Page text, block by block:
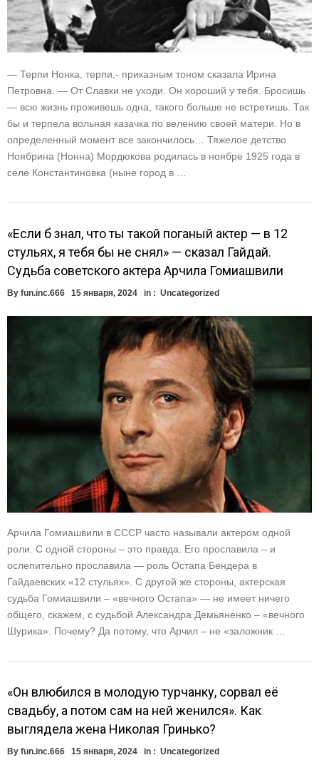
— Терпи Нонка, терпи,- приказным тоном сказала Ирина
Петровна. — От Славки не уходи. Он хороший у тебя. Бросишь
— всю жизнь проживешь одна, такого больше не встретишь. Так
бы и терпела вольная казачка по велению своей матери. Но в
определенный момент все закончилось… Тяжелое детство
Ноябрина (Нонна) Мордюкова родилась в ноябре 1925 года в
селе Константиновка (ныне город в …
«Если б знал, что ты такой поганый актер — в 12
стульях, я тебя бы не снял» — сказал Гайдай.
Судьба советского актера Арчила Гомиашвили
By fun.inc.666 15 января, 2024 in : Uncategorized
Арчила Гомиашвили в СССР часто называли актером одной
роли. С одной стороны – это правда. Его прославила – и
ослепительно прославила — роль Остапа Бендера в
Гайдаевских «12 стульях». С другой же стороны, актерская
судьба Гомиашвили – «вечного Остапа» — не имеет ничего
общего, скажем, с судьбой Александра Демьяненко – «вечного
Шурика». Почему? Да потому, что Арчил – не «заложник …
«Он влюбился в молодую турчанку, сорвал её
свадьбу, а потом сам на ней женился». Как
выглядела жена Николая Гринько?
By fun.inc.666 15 января, 2024 in : Uncategorized